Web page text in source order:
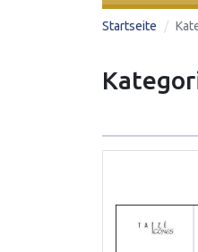
Startseite